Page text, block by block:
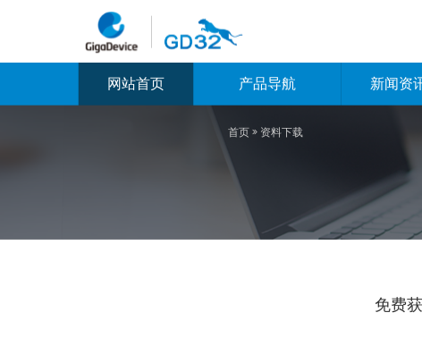
网站首页 产品导航 新闻资
首页  资料下载
免费